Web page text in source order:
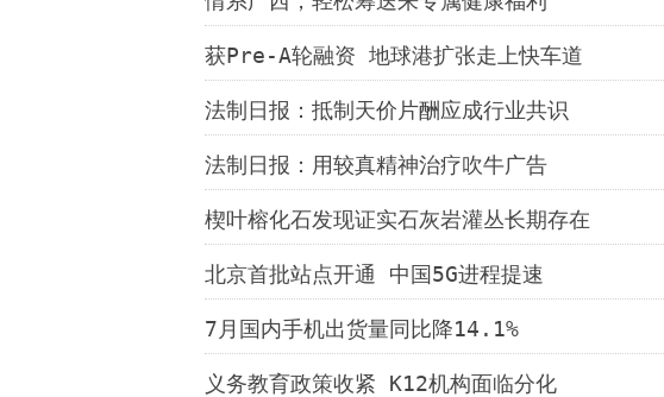
获Pre-A轮融资 地球港扩张走上快车道
法制日报：抵制天价片酬应成行业共识
法制日报：用较真精神治疗吹牛广告
楔叶榕化石发现证实石灰岩灌丛长期存在
北京首批站点开通 中国5G进程提速
7月国内手机出货量同比降14.1%
义务教育政策收紧 K12机构面临分化